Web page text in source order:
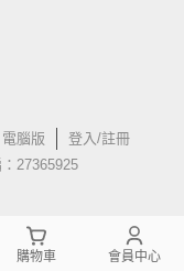
電腦版
登入/註冊
27365925
購物車 會員中心